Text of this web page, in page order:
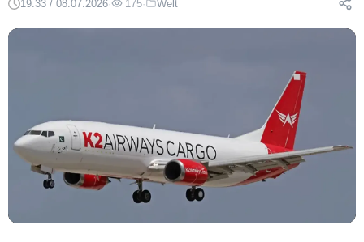
19:33 / 08.07.2026· 175· Welt